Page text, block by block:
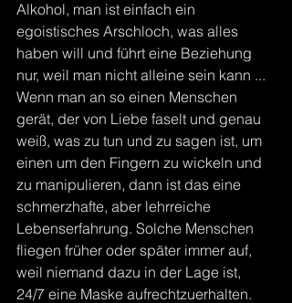
Alkohol, man ist einfach ein
egoistisches Arschloch, was alles
haben will und führt eine Beziehung
nur, weil man nicht alleine sein kann ...
Wenn man an so einen Menschen
gerät, der von Liebe faselt und genau
weiß, was zu tun und zu sagen ist, um
einen um den Fingern zu wickeln und
zu manipulieren, dann ist das eine
schmerzhafte, aber lehrreiche
Lebenserfahrung. Solche Menschen
fliegen früher oder später immer auf,
weil niemand dazu in der Lage ist,
24/7 eine Maske aufrechtzuerhalten.